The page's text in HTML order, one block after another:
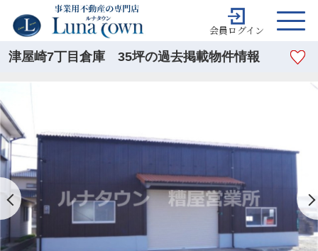
会員ログイン
津屋崎7丁目倉庫 35坪の過去掲載物件情報